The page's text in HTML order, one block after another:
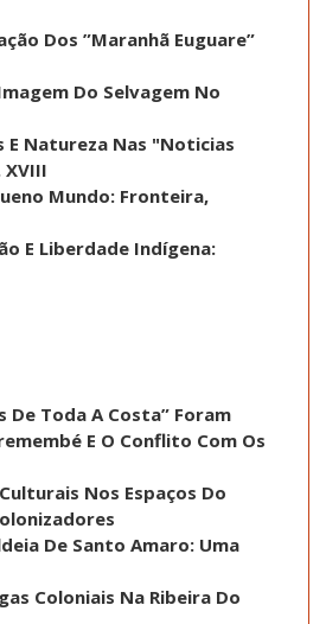
Dos ”Maranhã Euguare”
Do Selvagem No
E Natureza Nas "Noticias
Mundo: Fronteira,
E Liberdade Indígena:
De Toda A Costa” Foram
E O Conflito Com Os
Nos Espaços Do
De Santo Amaro: Uma
Coloniais Na Ribeira Do